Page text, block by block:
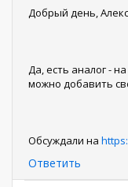
Добрый день,
Да, есть аналог -
можно добавить
Обсуждали на
Ответить